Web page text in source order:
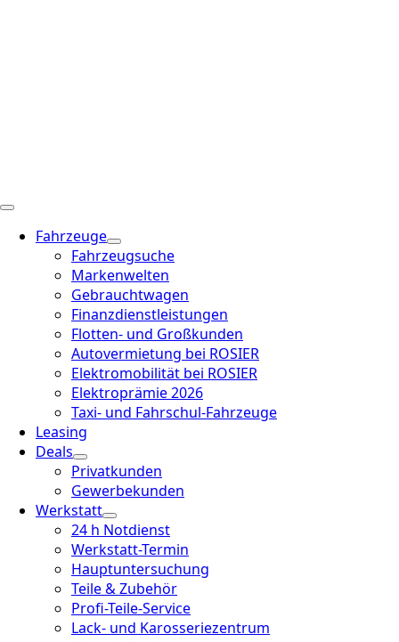
Fahrzeuge
Fahrzeugsuche
Markenwelten
Gebrauchtwagen
Finanzdienstleistungen
Flotten- und Großkunden
Autovermietung bei ROSIER
Elektromobilität bei ROSIER
Elektroprämie 2026
Taxi- und Fahrschul-Fahrzeuge
Leasing
Deals
Privatkunden
Gewerbekunden
Werkstatt
24 h Notdienst
Werkstatt-Termin
Hauptuntersuchung
Teile & Zubehör
Profi-Teile-Service
Lack- und Karosseriezentrum